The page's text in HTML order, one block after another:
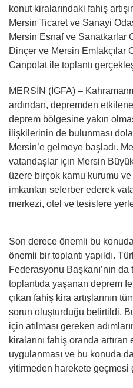
konut kiralarındaki fahiş
Mersin Ticaret ve Sanayi
Mersin Esnaf ve Sanatkarlar
Dinçer ve Mersin Emlakçılar
Canpolat ile toplantı
MERSİN (İGFA) –
ardından, depremden
deprem bölgesine yakın
ilişkilerinin de bulunması
Mersin’e gelmeye başladı.
vatandaşlar için Mersin
üzere birçok kamu kurumu
imkanları seferber ederek
merkezi, otel ve tesislere
Son derece önemli bu
önemli bir toplantı yapıldı.
Federasyonu Başkanı’nın
toplantıda yaşanan deprem
çıkan fahiş kira artışlarının
sorun oluşturduğu belirtildi.
için atılması gereken
kiralarını fahiş oranda
uygulanması ve bu konuda
yitirmeden harekete geçmesi